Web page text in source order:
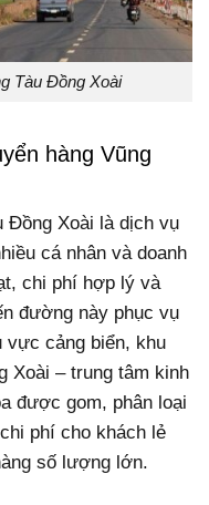
Tàu Đồng Xoài
hàng Vũng
Đồng Xoài là dịch vụ
cá nhân và doanh
chi phí hợp lý và
đường này phục vụ
vực cảng biển, khu
Xoài – trung tâm kinh
được gom, phân loại
phí cho khách lẻ
số lượng lớn.